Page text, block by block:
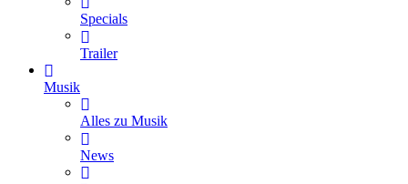
Specials
Trailer
Musik
Alles zu Musik
News